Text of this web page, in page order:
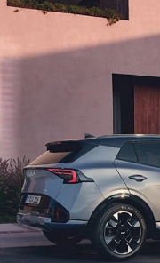
HEV mostra una
eleganza. Il suo
tecnologie
disponibile nelle
soddisfare diverse